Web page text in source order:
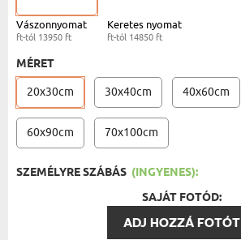
Vászonnyomat
ft-tól 13950 ft
Keretes nyomat
ft-tól 14850 ft
MÉRET
20x30cm 30x40cm 40x60cm
60x90cm 70x100cm
SZEMÉLYRE SZÁBÁS (INGYENES):
SAJÁT FOTÓD:
ADJ HOZZÁ FOTÓT